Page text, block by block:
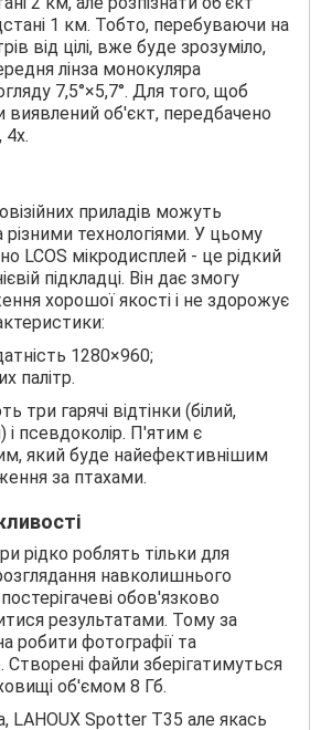
1 км. Тобто, перебуваючи на
від цілі, вже буде зрозуміло,
лінза монокуляра
7,5°×5,7°. Для того, щоб
виявлений об'єкт, передбачено
приладів можуть
різними технологіями. У цьому
LCOS мікродисплей - це рідкий
підкладці. Він дає змогу
хорошої якості і не здорожує
1280×960;
палітр.
три гарячі відтінки (білий,
і псевдоколір. П'ятим є
який буде найефективнішим
за птахами.
рідко роблять тільки для
навколишнього
обов'язково
результатами. Тому за
фотографії та
Створені файли зберігатимуться
об'ємом 8 Гб.
LAHOUX Spotter T35 але якась